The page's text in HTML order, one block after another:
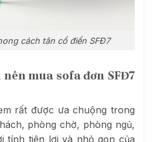
cách tân cổ điển SFĐ7
mua sofa đơn SFĐ7
rất được ưa chuộng trong
phòng chờ, phòng ngủ,
tính tiện lợi và nhỏ gọn của